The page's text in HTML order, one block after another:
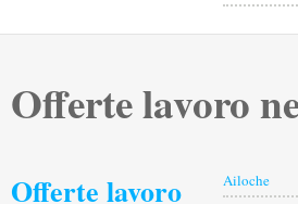
Offerte lavoro
Offerte lavoro
Ailoche